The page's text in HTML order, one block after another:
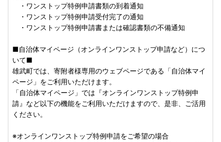
・ワンストップ特例申請書類の到着通知
・ワンストップ特例申請受付完了の通知
・ワンストップ特例申請書または確認書類の不備通知
■自治体マイページ（オンラインワンストップ申請など）につ
いて■
雄武町では、寄附者様専用のウェブページである「自治体マイ
ページ」をご利用いただけます。
「自治体マイページ」では『オンラインワンストップ特例申
請』など以下の機能をご利用いただけますので、是非、ご活用
ください。
※オンラインワンストップ特例申請をご希望の場合